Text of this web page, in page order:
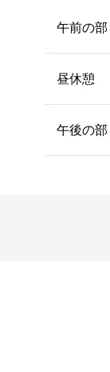
午前の部
昼休憩
午後の部